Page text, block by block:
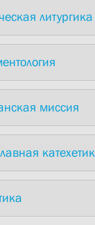
литургика
миссия